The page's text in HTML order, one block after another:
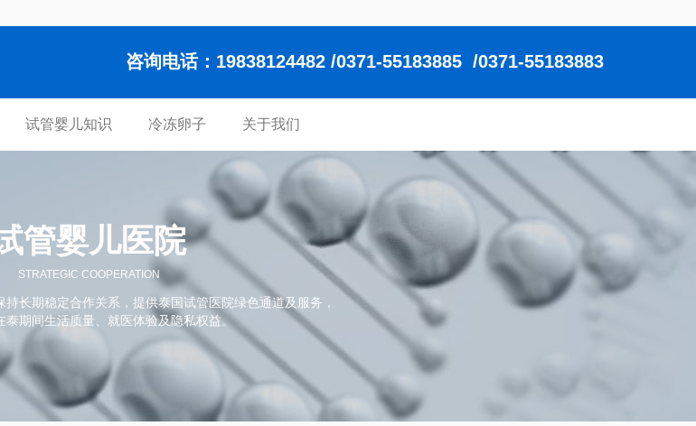
咨询电话：19838124482 /0371-55183885 /0371-55183883
试管婴儿知识 冷冻卵子 关于我们
管婴儿医院
STRATEGIC COOPERATION
长期稳定合作关系，提供泰国试管医院绿色通道及服务，
泰期间生活质量、就医体验及隐私权益。